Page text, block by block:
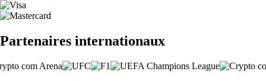
Partenaires internationaux